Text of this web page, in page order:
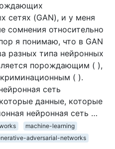
сетях (GAN), и у меня
сомнения относительно
я понимаю, что в GAN
разных типа нейронных
порождающим ( ),
( ).
сеть
данные, которые
нейронная сеть …
machine-learning
adversarial-networks